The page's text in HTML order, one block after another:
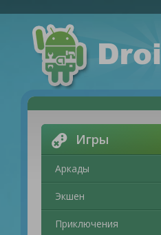
Игры
Аркады
Экшен
Приключения